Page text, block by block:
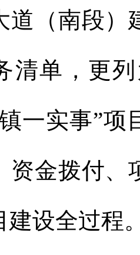
道（南段）
清单，更
一实事”
资金拨付、
建设全过程